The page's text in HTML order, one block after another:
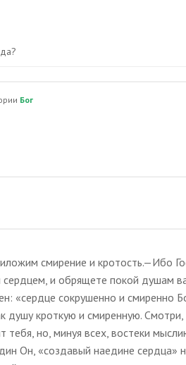
Бог
смирение и кротость.—Ибо
сердцем, и обрящете покой душам
«сердце сокрушенно и смиренно
душу кроткую и смиренную. Смотри,
тебя, но, минуя всех, востеки
Он, «создавый наедине сердца»